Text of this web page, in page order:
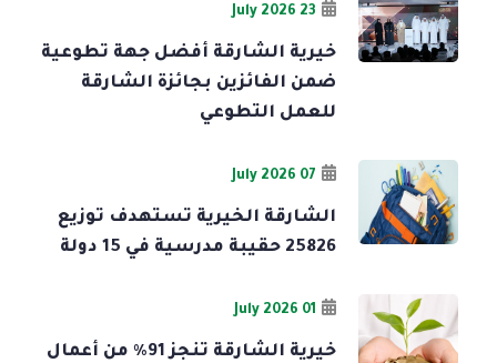
23 July 2026
خيرية الشارقة أفضل جهة تطوعية
ضمن الفائزين بجائزة الشارقة
للعمل التطوعي
07 July 2026
الشارقة الخيرية تستهدف توزيع
25826 حقيبة مدرسية في 15 دولة
01 July 2026
خيرية الشارقة تنجز 91% من أعمال